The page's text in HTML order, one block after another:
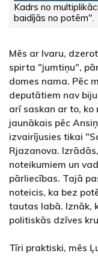
Kadrs no
baidījās no potēm".
Mēs ar Ivaru,
spirta "jumtiņu",
domes nama. Pēc
deputātiem nav
arī saskan ar to,
jaunākais pēc
izvairījusies tikai
Rjazanova.
noteikumiem un
pārliecības. Tajā
noteicis, ka bez
tautas labā. Iznāk,
politiskās dzīves
Tīri praktiski, mēs